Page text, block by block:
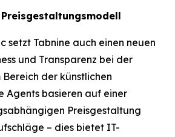
setzt Tabnine auch einen neuen
und Transparenz bei der
der künstlichen
Agents basieren auf einer
Preisgestaltung
– dies bietet IT-